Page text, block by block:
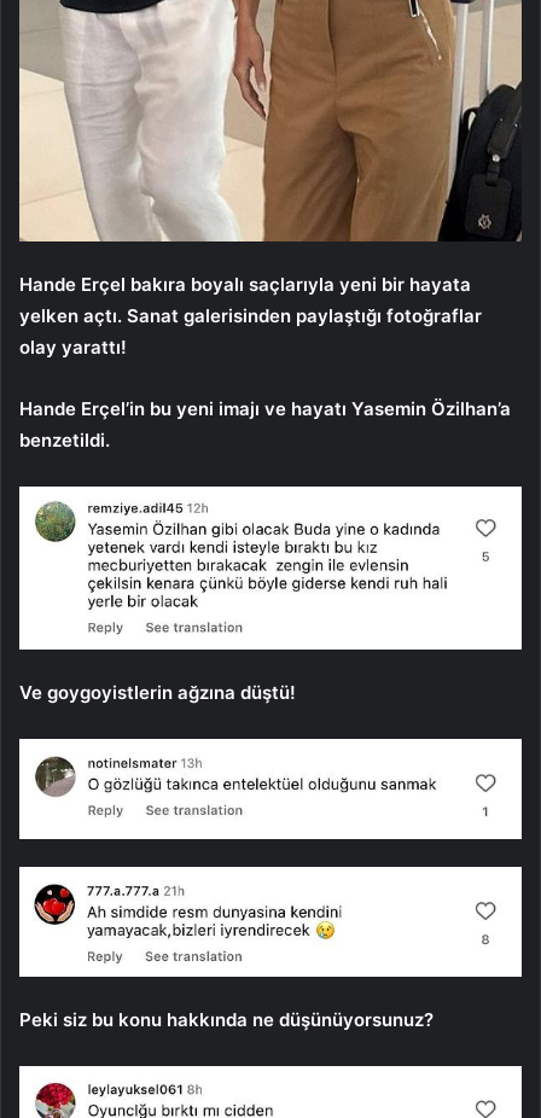
Hande Erçel bakıra boyalı saçlarıyla yeni bir hayata
yelken açtı. Sanat galerisinden paylaştığı fotoğraflar
olay yarattı!
Hande Erçel’in bu yeni imajı ve hayatı Yasemin Özilhan’a
benzetildi.
Ve goygoyistlerin ağzına düştü!
Peki siz bu konu hakkında ne düşünüyorsunuz?